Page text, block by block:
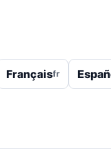
Françaisfr